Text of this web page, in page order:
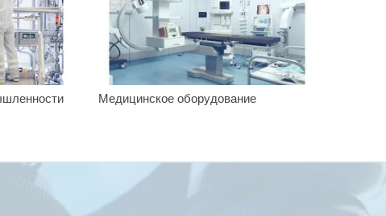
Медицинское оборудование